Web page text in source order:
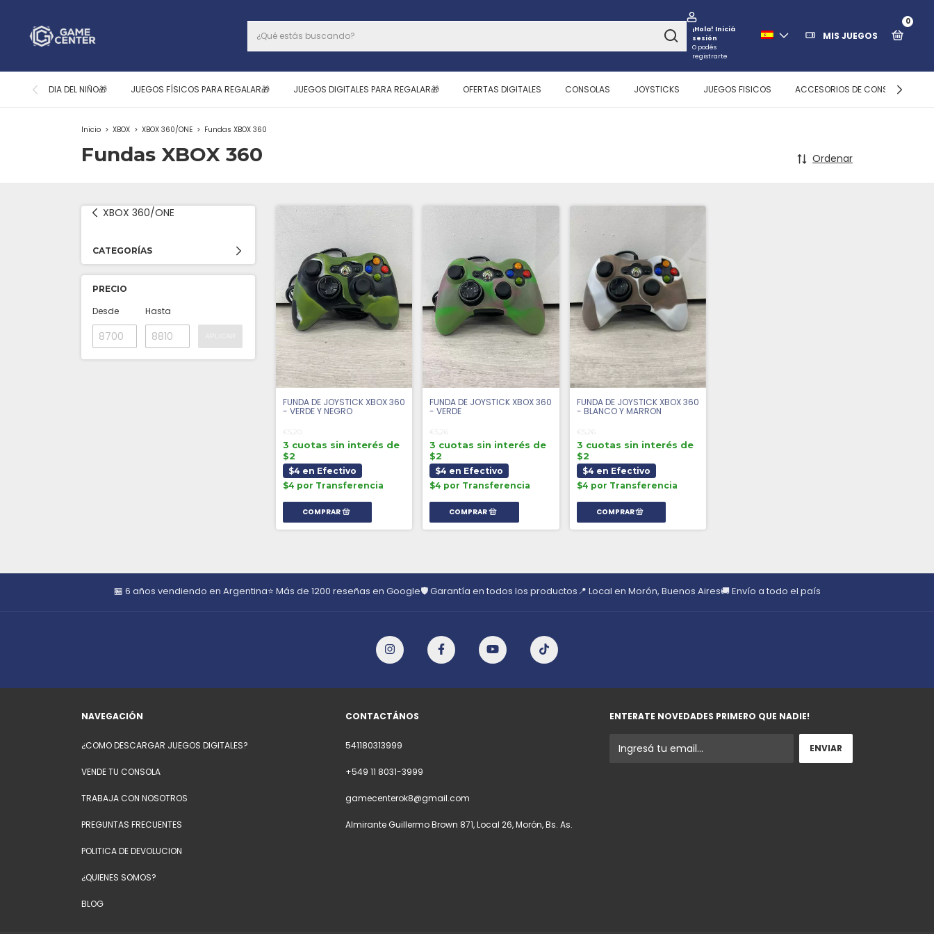
¡Hola! Iniciá
sesión
O podés
registrarte
MIS JUEGOS
0
DIA DEL NIÑO🎁 JUEGOS FÍSICOS PARA REGALAR🎁 JUEGOS DIGITALES PARA REGALAR🎁 OFERTAS DIGITALES CONSOLAS JOYSTICKS JUEGOS FISICOS ACCESORIOS DE CONSOLAS
Inicio > XBOX > XBOX 360/ONE > Fundas XBOX 360
Fundas XBOX 360 Ordenar
XBOX 360/ONE
CATEGORÍAS
PRECIO
Desde Hasta
FUNDA DE JOYSTICK XBOX 360
- VERDE Y NEGRO
€5,20
3 cuotas sin interés de
$2
$4 en Efectivo
$4 por Transferencia
FUNDA DE JOYSTICK XBOX 360
- VERDE
€5,26
3 cuotas sin interés de
$2
$4 en Efectivo
$4 por Transferencia
FUNDA DE JOYSTICK XBOX 360
- BLANCO Y MARRON
€5,26
3 cuotas sin interés de
$2
$4 en Efectivo
$4 por Transferencia
🏪 6 años vendiendo en Argentina⭐ Más de 1200 reseñas en Google🛡️ Garantía en todos los productos📍 Local en Morón, Buenos Aires🚚 Envío a todo el país
NAVEGACIÓN
¿COMO DESCARGAR JUEGOS DIGITALES?
VENDE TU CONSOLA
TRABAJA CON NOSOTROS
PREGUNTAS FRECUENTES
POLITICA DE DEVOLUCION
¿QUIENES SOMOS?
BLOG
CONTACTÁNOS
541180313999
+549 11 8031-3999
gamecenterok8@gmail.com
Almirante Guillermo Brown 871, Local 26, Morón, Bs. As.
ENTERATE NOVEDADES PRIMERO QUE NADIE!